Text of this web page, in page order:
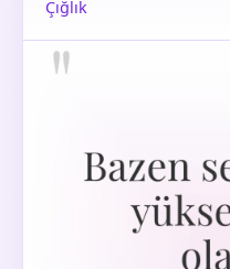
Çığlık